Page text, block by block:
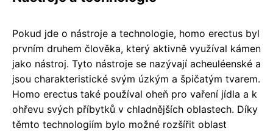
Pokud jde o nástroje a technologie, homo erectus byl
prvním druhem člověka, který aktivně využíval kámen
jako nástroj. Tyto nástroje se nazývají acheuléenské a
jsou charakteristické svým úzkým a špičatým tvarem.
Homo erectus také používal oheň pro vaření jídla a k
ohřevu svých příbytků v chladnějších oblastech. Díky
těmto technologiím bylo možné rozšířit oblast